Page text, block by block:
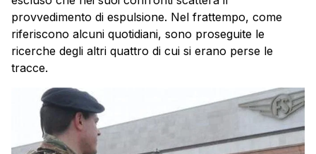
provvedimento di espulsione. Nel frattempo, come
riferiscono alcuni quotidiani, sono proseguite le
ricerche degli altri quattro di cui si erano perse le
tracce.